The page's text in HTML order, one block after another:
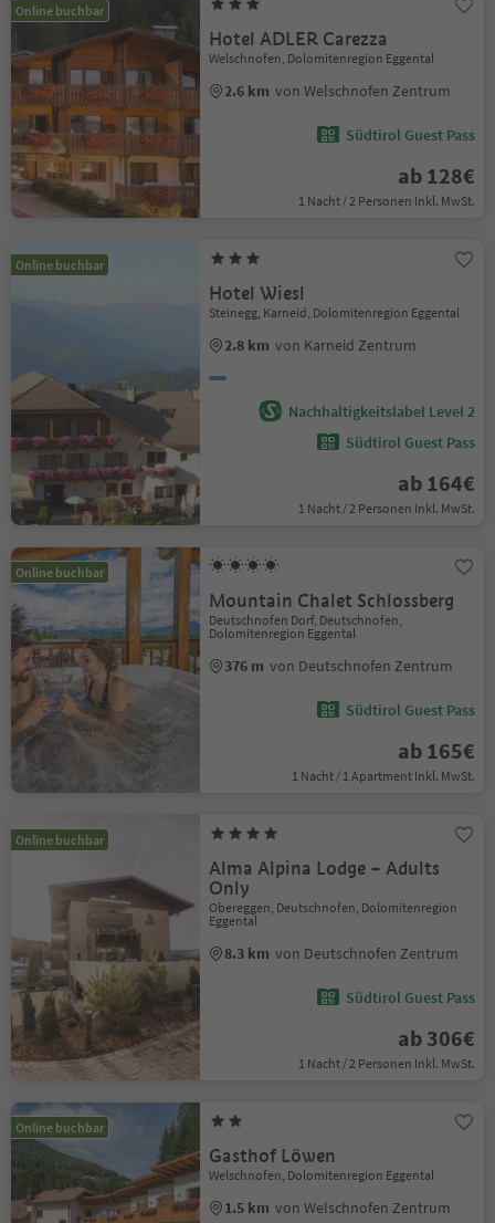
Online buchbar
Hotel ADLER Carezza
Welschnofen, Dolomitenregion Eggental
2.6 km von Welschnofen Zentrum
Südtirol Guest Pass
ab 128€
1 Nacht / 2 Personen Inkl. MwSt.
Online buchbar
Hotel Wiesl
Steinegg, Karneid, Dolomitenregion Eggental
2.8 km von Karneid Zentrum
Nachhaltigkeitslabel Level 2
Südtirol Guest Pass
ab 164€
1 Nacht / 2 Personen Inkl. MwSt.
Online buchbar
Mountain Chalet Schlossberg
Deutschnofen Dorf, Deutschnofen,
Dolomitenregion Eggental
376 m von Deutschnofen Zentrum
Südtirol Guest Pass
ab 165€
1 Nacht / 1 Apartment Inkl. MwSt.
Online buchbar
Alma Alpina Lodge – Adults
Only
Obereggen, Deutschnofen, Dolomitenregion
Eggental
8.3 km von Deutschnofen Zentrum
Südtirol Guest Pass
ab 306€
1 Nacht / 2 Personen Inkl. MwSt.
Online buchbar
Gasthof Löwen
Welschnofen, Dolomitenregion Eggental
1.5 km von Welschnofen Zentrum